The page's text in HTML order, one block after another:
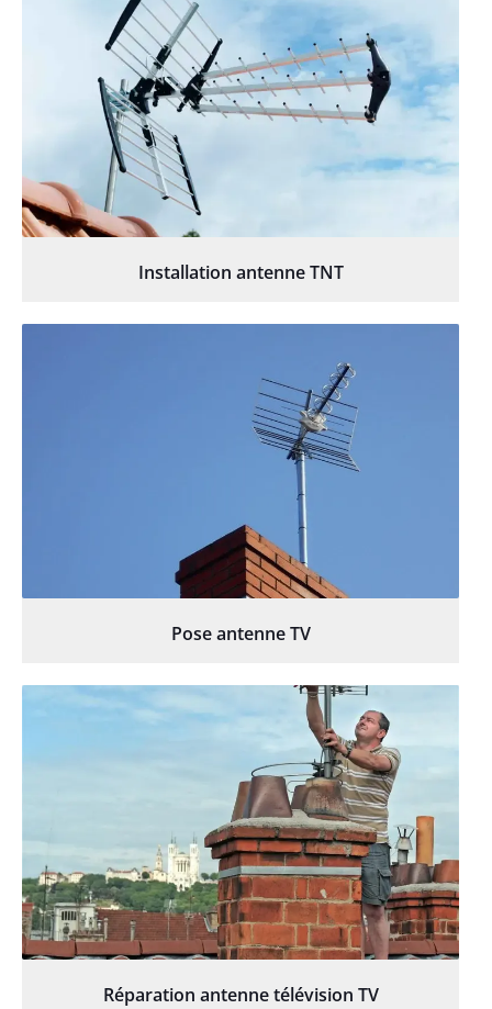
Installation antenne TNT
Pose antenne TV
Réparation antenne télévision TV